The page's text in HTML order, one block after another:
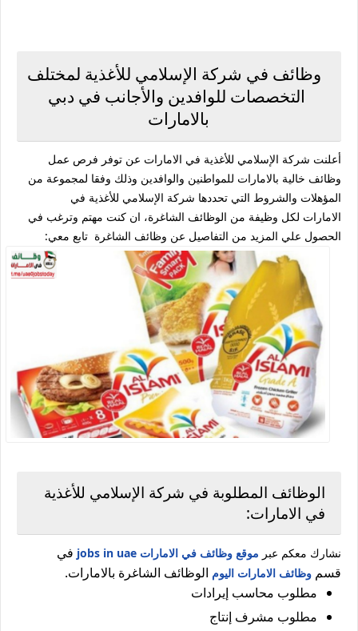
وظائف في شركة الإسلامي للأغذية لمختلف
التخصصات للوافدين والأجانب في دبي
بالامارات
أعلنت شركة الإسلامي للأغذية في الامارات عن توفر فرص عمل
وظائف خالية بالامارات للمواطنين والوافدين وذلك وفقا لمجموعة من
المؤهلات والشروط التي تحددها شركة الإسلامي للأغذية في
الامارات لكل وظيفة من الوظائف الشاغرة، ان كنت مهتم وترغب في
الحصول علي المزيد من التفاصيل عن وظائف الشاغرة تابع معي:
الوظائف المطلوبة في شركة الإسلامي للأغذية
في الامارات:
نشارك معكم عبر موقع وظائف في الامارات jobs in uae
في
قسم وظائف الامارات اليوم الوظائف الشاغرة بالامارات.
مطلوب محاسب إيرادات
مطلوب مشرف إنتاج